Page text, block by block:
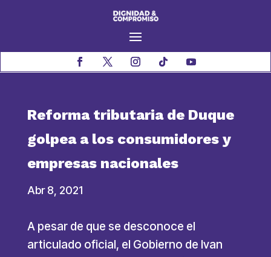
Reforma tributaria de Duque
golpea a los consumidores y
empresas nacionales
Abr 8, 2021
A pesar de que se desconoce el
articulado oficial, el Gobierno de Ivan